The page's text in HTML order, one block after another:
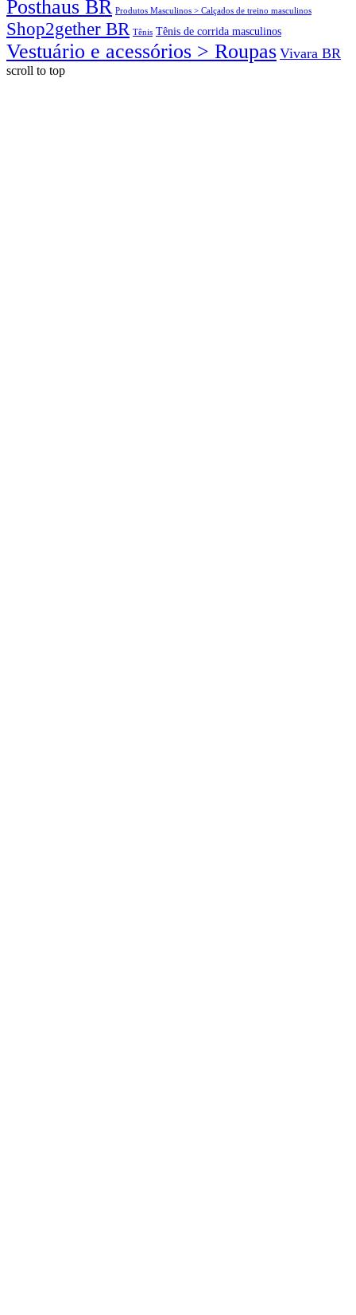
Posthaus BR Produtos Masculinos > Calçados de treino masculinos
Shop2gether BR Tênis Tênis de corrida masculinos
Vestuário e acessórios > Roupas Vivara BR
scroll to top